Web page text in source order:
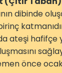
dibinde
ateşi hafifçe
önce